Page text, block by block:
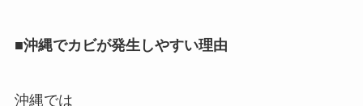
■沖縄でカビが発生しやすい理由
沖縄では